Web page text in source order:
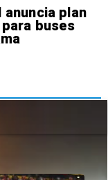
anuncia plan
buses